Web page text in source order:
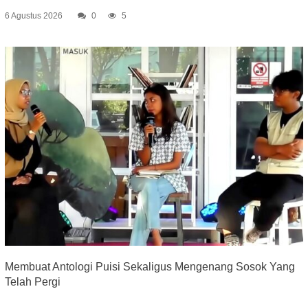
6 Agustus 2026 0 5
Membuat Antologi Puisi Sekaligus Mengenang Sosok Yang
Telah Pergi